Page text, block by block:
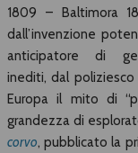
1809 – Baltimora
dall’invenzione
anticipatore di
inediti, dal
Europa il mito di
grandezza di
corvo, pubblicato la